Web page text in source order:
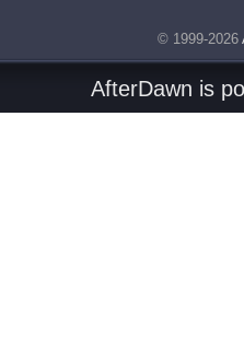
© 1999-2026
AfterDawn is